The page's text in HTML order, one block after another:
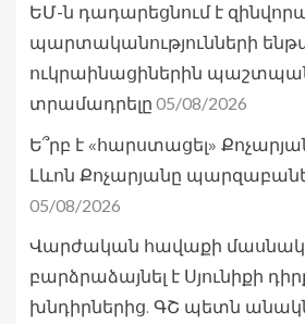
ԵՄ-ն դադարեցնում է
պարտականությունների
ուկրաինացիներին
տրամադրելը 05/08/2026
Ե՞րբ է «հարստացել»
Լևոն Քոչարյանը
05/08/2026
Վարժական հավաքի
բարձրաձայնել է Սյունիքի
խնդիրներից. ԳՇ պետն